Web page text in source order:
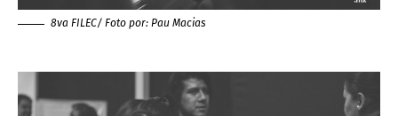
8va FILEC/ Foto por: Pau Macias